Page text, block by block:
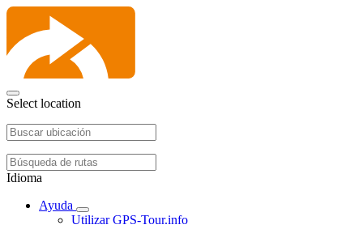
Select location
Idioma
Ayuda
Utilizar GPS-Tour.info